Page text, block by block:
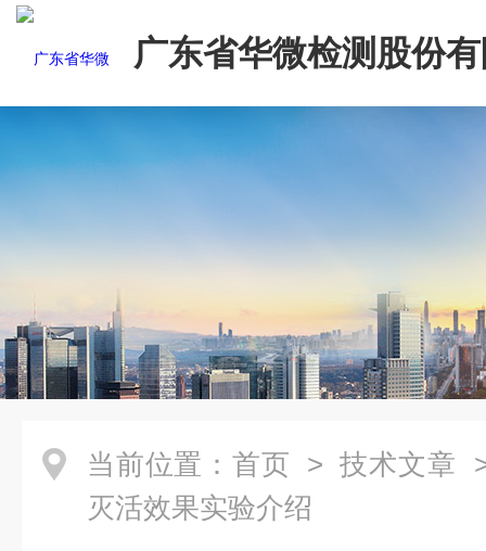
广东省华微检测股份
当前位置： 首页 > 技术文章
灭活效果实验介绍